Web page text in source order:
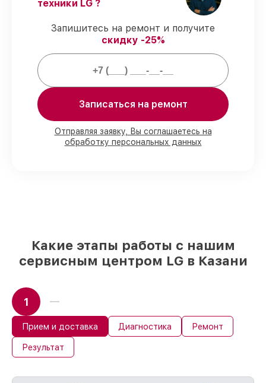
предоставляется длительная гарантия.
Мы гарантируем:
ремонтов по ремонту исполняются
в присутствии клиента
деталей LG имеются в наличии в
Казани, остальные доступны для
срочного заказа
Оригинальные комплектующие LG и
качественные аналоги– только вы
техники LG ?
Запишитесь на ремонт и получите
скидку -25%
Записаться на ремонт
Отправляя заявку, Вы соглашаетесь на
обработку персональных данных
Какие этапы работы с нашим
сервисным центром LG в Казани
1
Прием и доставка Диагностика Ремонт
Результат